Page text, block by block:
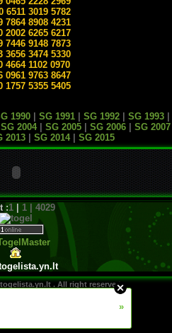
6511 3019 5782
7864 8908 4231
2002 6265 6217
7446 9148 7873
3656 3474 5330
4664 1102 0970
0961 9763 8647
1757 5355 5405
1990| SG 1991| SG 1992| SG 1993|
SG 2004| SG 2005 SG 2006 SG 2007
2013| SG 2014| SG 2015
:1| 1 | 4029
Master
togelista.yn.lt . All right reserved
»